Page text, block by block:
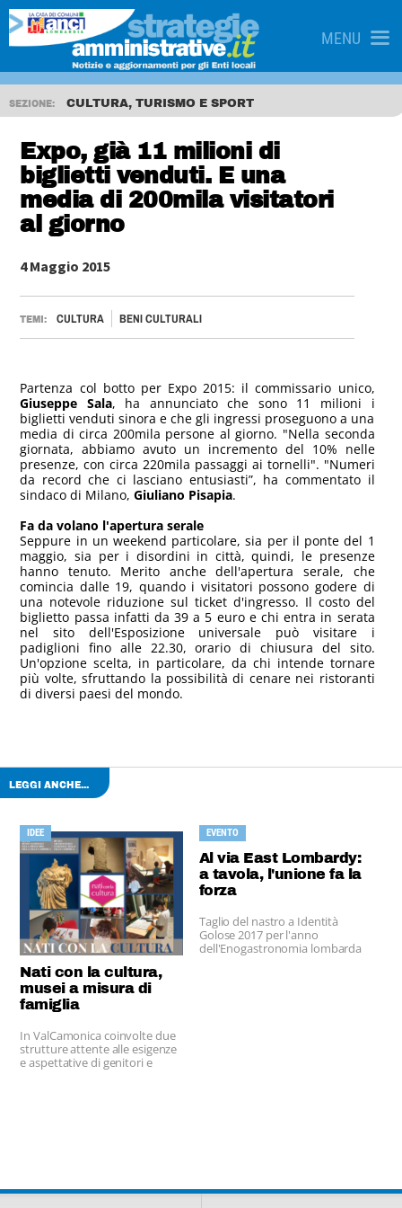
MENU
SEZIONE: CULTURA, TURISMO E SPORT
Expo, già 11 milioni di
biglietti venduti. E una
media di 200mila visitatori
al giorno
4 Maggio 2015
TEMI: CULTURA BENI CULTURALI
Partenza col botto per Expo 2015: il commissario unico,
Giuseppe Sala, ha annunciato che sono 11 milioni i
biglietti venduti sinora e che gli ingressi proseguono a una
media di circa 200mila persone al giorno. "Nella seconda
giornata, abbiamo avuto un incremento del 10% nelle
presenze, con circa 220mila passaggi ai tornelli". "Numeri
da record che ci lasciano entusiasti”, ha commentato il
sindaco di Milano,Giuliano Pisapia.
Fa da volano l'apertura serale
Seppure in un weekend particolare, sia per il ponte del 1
maggio, sia per i disordini in città, quindi, le presenze
hanno tenuto. Merito anche dell'apertura serale, che
comincia dalle 19, quando i visitatori possono godere di
una notevole riduzione sul ticket d'ingresso. Il costo del
biglietto passa infatti da 39 a 5 euro e chi entra in serata
nel sito dell'Esposizione universale può visitare i
padiglioni fino alle 22.30, orario di chiusura del sito.
Un'opzione scelta, in particolare, da chi intende tornare
più volte, sfruttando la possibilità di cenare nei ristoranti
di diversi paesi del mondo.
LEGGI ANCHE...
IDEE
Nati con la cultura,
musei a misura di
famiglia
In ValCamonica coinvolte due
strutture attente alle esigenze
e aspettative di genitori e
EVENTO
Al via East Lombardy:
a tavola, l'unione fa la
forza
Taglio del nastro a Identità
Golose 2017 per l'anno
dell'Enogastronomia lombarda